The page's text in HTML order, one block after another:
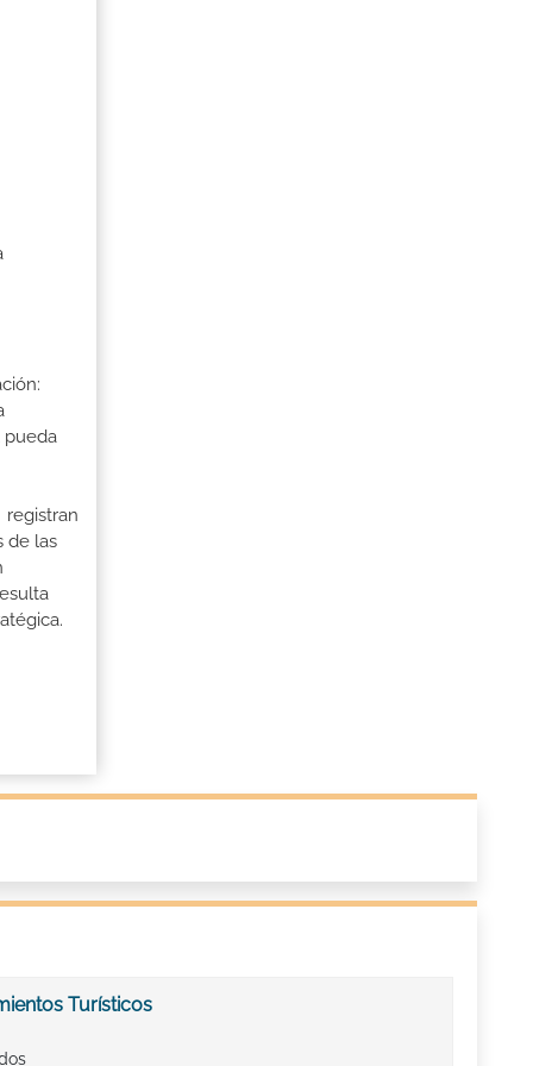
pueda
registran
de las
Turísticos